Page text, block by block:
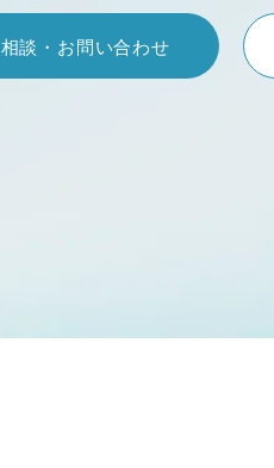
相談・お問い合わせ